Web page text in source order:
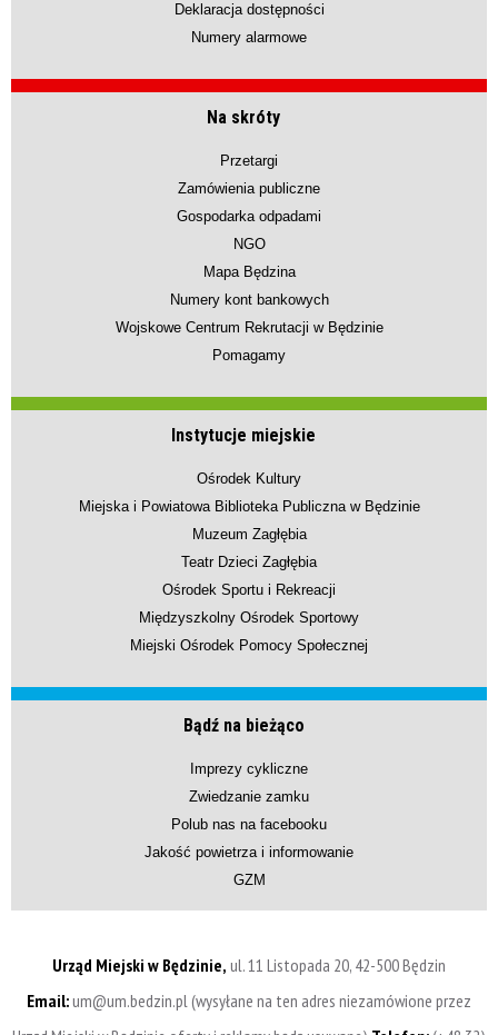
Deklaracja dostępności
Numery alarmowe
Na skróty
Przetargi
Zamówienia publiczne
Gospodarka odpadami
NGO
Mapa Będzina
Numery kont bankowych
Wojskowe Centrum Rekrutacji w Będzinie
Pomagamy
Instytucje miejskie
Ośrodek Kultury
Miejska i Powiatowa Biblioteka Publiczna w Będzinie
Muzeum Zagłębia
Teatr Dzieci Zagłębia
Ośrodek Sportu i Rekreacji
Międzyszkolny Ośrodek Sportowy
Miejski Ośrodek Pomocy Społecznej
Bądź na bieżąco
Imprezy cykliczne
Zwiedzanie zamku
Polub nas na facebooku
Jakość powietrza i informowanie
GZM
Urząd Miejski w Będzinie, ul. 11 Listopada 20, 42-500 Będzin
Email:um@um.bedzin.pl (wysyłane na ten adres niezamówione przez